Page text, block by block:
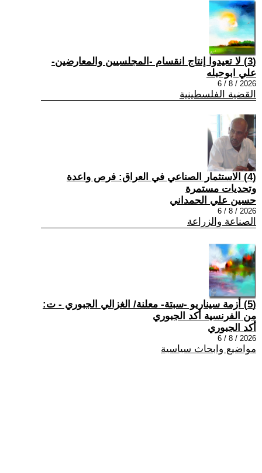
(3) لا تعيدوا إنتاج انقسام -المجلسيين والمعارضين-
علي ابوحبله
2026 / 8 / 6
القضية الفلسطينية
(4) الاستثمار الصناعي في العراق: فرص واعدة
وتحديات مستمرة
حسين علي الحمداني
2026 / 8 / 6
الصناعة والزراعة
(5) أزمة سيناريو -سبتة- معلنة/ الغزالي الجبوري - ت:
من الفرنسية أكد الجبوري
أكد الجبوري
2026 / 8 / 6
مواضيع وابحاث سياسية